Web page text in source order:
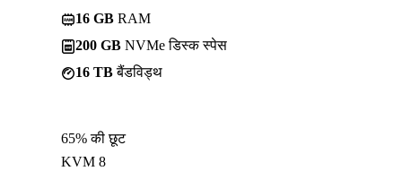
16 GB RAM
200 GB NVMe डिस्क स्पेस
16 TBबैंडविड्थ
65% की छूट
KVM 8